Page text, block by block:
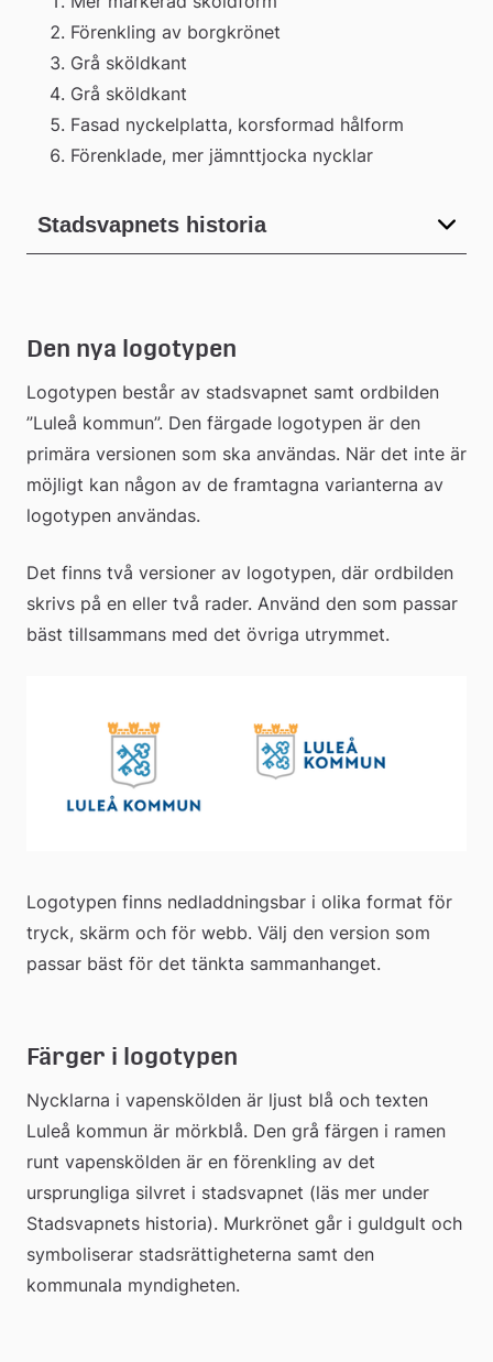
Förenkling av borgkrönet
Grå sköldkant
Grå sköldkant
Fasad nyckelplatta, korsformad hålform
Förenklade, mer jämnttjocka nycklar
Stadsvapnets historia
Den nya logotypen
Logotypen består av stadsvapnet samt ordbilden
”Luleå kommun”. Den färgade logotypen är den
primära versionen som ska användas. När det inte är
möjligt kan någon av de framtagna varianterna av
logotypen användas.
Det finns två versioner av logotypen, där ordbilden
skrivs på en eller två rader. Använd den som passar
bäst tillsammans med det övriga utrymmet.
Logotypen finns nedladdningsbar i olika format för
tryck, skärm och för webb. Välj den version som
passar bäst för det tänkta sammanhanget.
Färger i logotypen
Nycklarna i vapenskölden är ljust blå och texten
Luleå kommun är mörkblå. Den grå färgen i ramen
runt vapenskölden är en förenkling av det
ursprungliga silvret i stadsvapnet (läs mer under
Stadsvapnets historia). Murkrönet går i guldgult och
symboliserar stadsrättigheterna samt den
kommunala myndigheten.